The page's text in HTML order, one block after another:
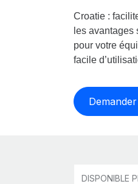
Croatie :
les avantages
pour votre
facile
DISPONIBLE